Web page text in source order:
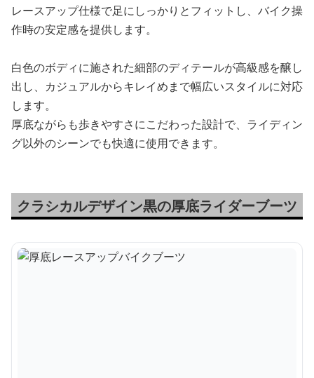
レースアップ仕様で足にしっかりとフィットし、バイク操
作時の安定感を提供します。
白色のボディに施された細部のディテールが高級感を醸し
出し、カジュアルからキレイめまで幅広いスタイルに対応
します。
厚底ながらも歩きやすさにこだわった設計で、ライディン
グ以外のシーンでも快適に使用できます。
クラシカルデザイン黒の厚底ライダーブーツ